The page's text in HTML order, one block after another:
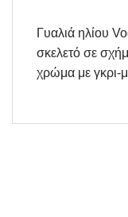
Γυαλιά ηλίου
σκελετό σε
χρώμα με